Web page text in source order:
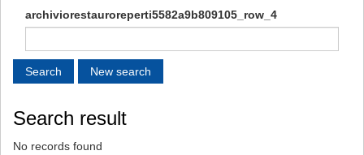
archiviorestauroreperti5582a9b809105_row_4
Search result
No records found